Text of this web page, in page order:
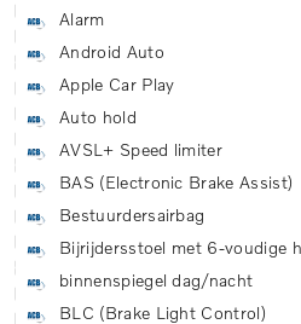
Alarm
Android Auto
Apple Car Play
Auto hold
AVSL+ Speed limiter
BAS (Electronic Brake Assist)
Bestuurdersairbag
Bijrijdersstoel met 6-voudige
binnenspiegel dag/nacht
BLC (Brake Light Control)